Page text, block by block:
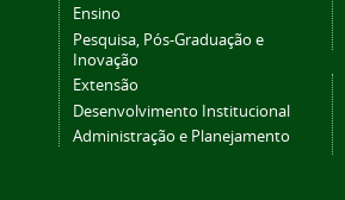
Ensino
Pesquisa, Pós-Graduação e
Inovação
Extensão
Desenvolvimento Institucional
Administração e Planejamento